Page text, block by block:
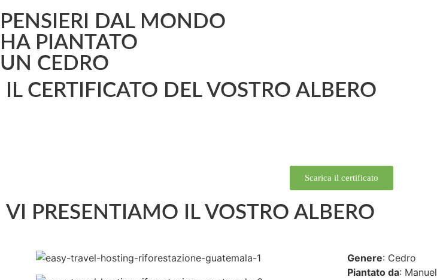
PENSIERI DAL MONDO
HA PIANTATO
UN CEDRO
IL CERTIFICATO DEL VOSTRO ALBERO
Scarica il certificato
VI PRESENTIAMO IL VOSTRO ALBERO
Genere: Cedro
Piantato da: Manuel